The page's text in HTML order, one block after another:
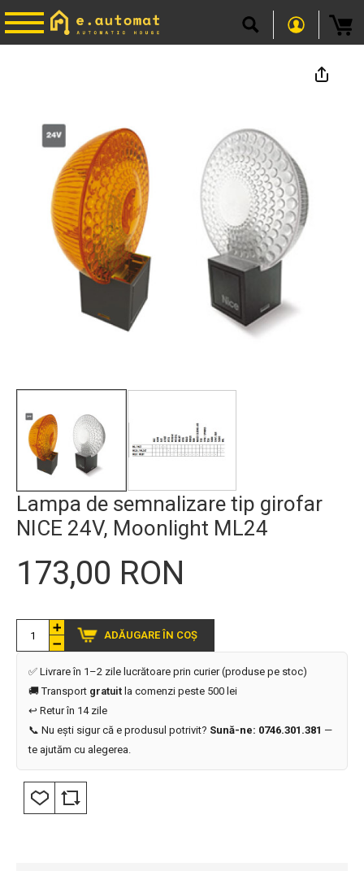
Lampa de semnalizare tip girofar
NICE 24V, Moonlight ML24
173,00 RON
ADĂUGARE ÎN COȘ
✅ Livrare în 1–2 zile lucrătoare prin curier (produse pe stoc)
🚚 Transport gratuit la comenzi peste 500 lei
↩️ Retur în 14 zile
📞 Nu ești sigur că e produsul potrivit? Sună-ne: 0746.301.381 —
te ajutăm cu alegerea.